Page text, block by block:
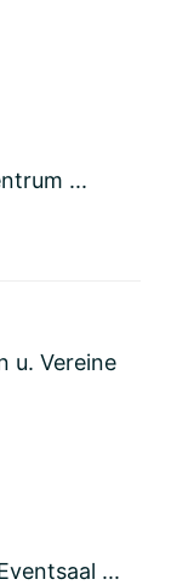
...
u. Vereine
...